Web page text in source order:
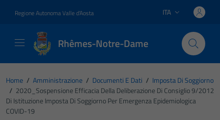
Regione Autonoma Valle d'Aosta Lingua attiva:
ITA
Rhêmes-Notre-Dame
Home / Amministrazione / Documenti E Dati / Imposta Di Soggiorno
/ 2020_Sospensione Efficacia Della Deliberazione Di Consiglio 9/2012
Di Istituzione Imposta Di Soggiorno Per Emergenza Epidemiologica
COVID-19